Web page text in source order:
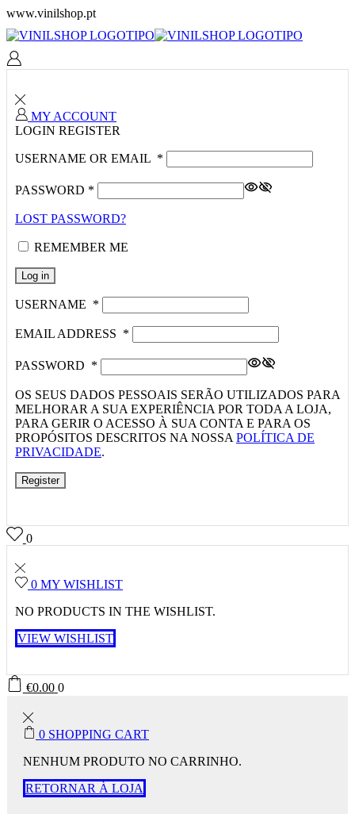
www.vinilshop.pt
MY ACCOUNT
LOGIN REGISTER
USERNAME OR EMAIL *
PASSWORD *
LOST PASSWORD?
REMEMBER ME
Log in
USERNAME *
EMAIL ADDRESS *
PASSWORD *
OS SEUS DADOS PESSOAIS SERÃO UTILIZADOS PARA
MELHORAR A SUA EXPERIÊNCIA POR TODA A LOJA,
PARA GERIR O ACESSO À SUA CONTA E PARA OS
PROPÓSITOS DESCRITOS NA NOSSA POLÍTICA DE
PRIVACIDADE.
Register
0
0 MY WISHLIST
NO PRODUCTS IN THE WISHLIST.
VIEW WISHLIST
€0.00 0
0 SHOPPING CART
NENHUM PRODUTO NO CARRINHO.
RETORNAR À LOJA